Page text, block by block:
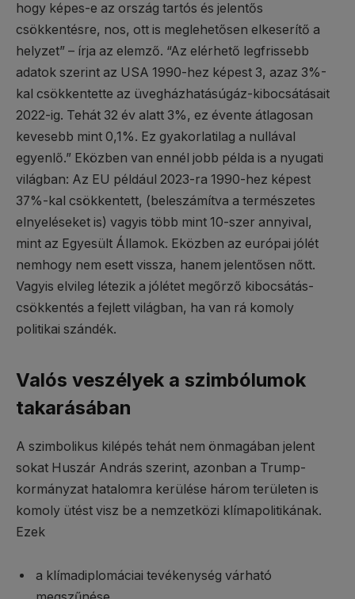
hogy képes-e az ország tartós és jelentős
csökkentésre, nos, ott is meglehetősen elkeserítő a
helyzet” – írja az elemző. “Az elérhető legfrissebb
adatok szerint az USA 1990-hez képest 3, azaz 3%-
kal csökkentette az üvegházhatásúgáz-kibocsátásait
2022-ig. Tehát 32 év alatt 3%, ez évente átlagosan
kevesebb mint 0,1%. Ez gyakorlatilag a nullával
egyenlő.” Eközben van ennél jobb példa is a nyugati
világban: Az EU például 2023-ra 1990-hez képest
37%-kal csökkentett, (beleszámítva a természetes
elnyeléseket is) vagyis több mint 10-szer annyival,
mint az Egyesült Államok. Eközben az európai jólét
nemhogy nem esett vissza, hanem jelentősen nőtt.
Vagyis elvileg létezik a jólétet megőrző kibocsátás-
csökkentés a fejlett világban, ha van rá komoly
politikai szándék.
Valós veszélyek a szimbólumok
takarásában
A szimbolikus kilépés tehát nem önmagában jelent
sokat Huszár András szerint, azonban a Trump-
kormányzat hatalomra kerülése három területen is
komoly ütést visz be a nemzetközi klímapolitikának.
Ezek
a klímadiplomáciai tevékenység várható